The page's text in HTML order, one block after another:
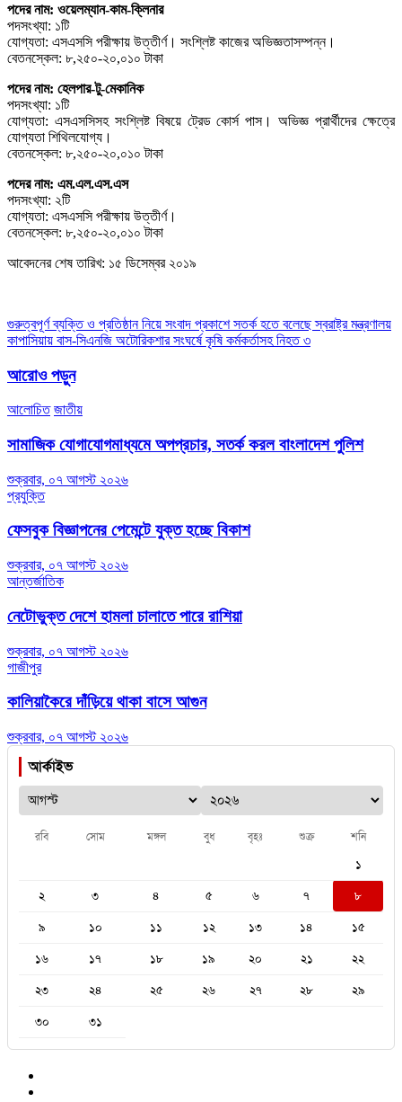
পদের নাম: ওয়েলম্যান-কাম-ক্লিনার
পদসংখ্যা: ১টি
যোগ্যতা: এসএসসি পরীক্ষায় উত্তীর্ণ। সংশ্লিষ্ট কাজের অভিজ্ঞতাসম্পন্ন।
বেতনস্কেল: ৮,২৫০-২০,০১০ টাকা
পদের নাম: হেলপার-টু-মেকানিক
পদসংখ্যা: ১টি
যোগ্যতা: এসএসসিসহ সংশ্লিষ্ট বিষয়ে ট্রেড কোর্স পাস। অভিজ্ঞ প্রার্থীদের ক্ষেত্রে
যােগ্যতা শিথিলযোগ্য।
বেতনস্কেল: ৮,২৫০-২০,০১০ টাকা
পদের নাম: এম.এল.এস.এস
পদসংখ্যা: ২টি
যোগ্যতা: এসএসসি পরীক্ষায় উত্তীর্ণ।
বেতনস্কেল: ৮,২৫০-২০,০১০ টাকা
আবেদনের শেষ তারিখ: ১৫ ডিসেম্বর ২০১৯
Post
navigation
গুরুত্বপূর্ণ ব্যক্তি ও প্রতিষ্ঠান নিয়ে সংবাদ প্রকাশে সতর্ক হতে বলেছে স্বরাষ্ট্র মন্ত্রণালয়
কাপাসিয়ায় বাস-সিএনজি অটোরিকশার সংঘর্ষে কৃষি কর্মকর্তাসহ নিহত ৩
আরোও পড়ুন
আলোচিত জাতীয়
সামাজিক যোগাযোগমাধ্যমে অপপ্রচার, সতর্ক করল বাংলাদেশ পুলিশ
শুক্রবার, ০৭ আগস্ট ২০২৬
প্রযুক্তি
ফেসবুক বিজ্ঞাপনের পেমেন্টে যুক্ত হচ্ছে বিকাশ
শুক্রবার, ০৭ আগস্ট ২০২৬
আন্তর্জাতিক
নেটোভুক্ত দেশে হামলা চালাতে পারে রাশিয়া
শুক্রবার, ০৭ আগস্ট ২০২৬
গাজীপুর
কালিয়াকৈরে দাঁড়িয়ে থাকা বাসে আগুন
শুক্রবার, ০৭ আগস্ট ২০২৬
আর্কাইভ
রবি সোম মঙ্গল বুধ বৃহঃ শুক্র শনি
১
২
৩ ৪ ৫ ৬ ৭
৮
৯
১০ ১১ ১২ ১৩ ১৪
১৫
১৬
১৭ ১৮ ১৯ ২০ ২১
২২
২৩
২৪ ২৫ ২৬ ২৭ ২৮
২৯
৩০
৩১